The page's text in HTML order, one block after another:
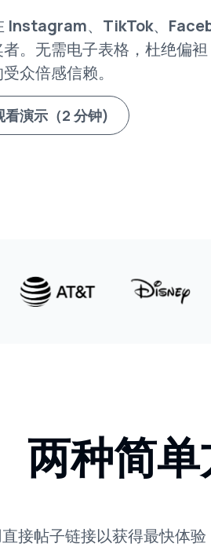
Instagram、 TikTok、
。无需电子表格，杜绝偏
众倍感信赖。
看演示（2 分钟)
两种简
接帖子链接以获得最快体